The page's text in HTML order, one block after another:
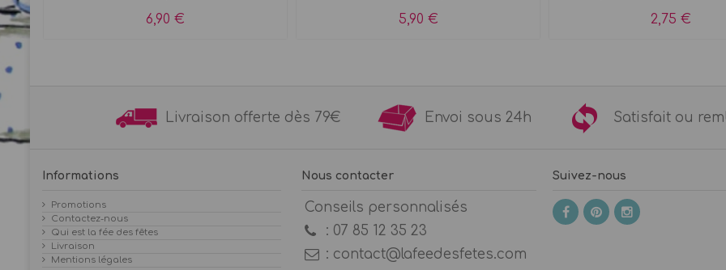
6,90 € 5,90 € 2,75 €
Livraison offerte dès 79€ Envoi sous 24h Satisfait ou
Informations
Promotions
Contactez-nous
Qui est la fée des fêtes
Livraison
Mentions légales
Nous contacter
Conseils personnalisés
: 07 85 12 35 23
: contact@lafeedesfetes.com
Suivez-nous